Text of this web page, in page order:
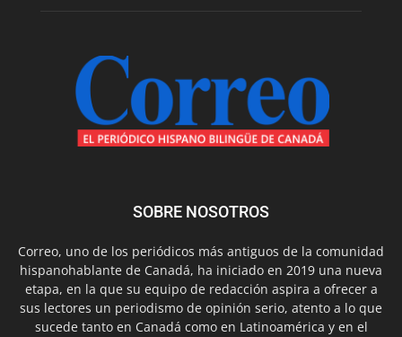
SOBRE NOSOTROS
Correo, uno de los periódicos más antiguos de la comunidad
hispanohablante de Canadá, ha iniciado en 2019 una nueva
etapa, en la que su equipo de redacción aspira a ofrecer a
sus lectores un periodismo de opinión serio, atento a lo que
sucede tanto en Canadá como en Latinoamérica y en el